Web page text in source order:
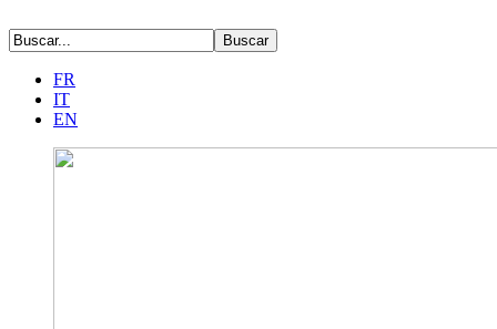
FR
IT
EN